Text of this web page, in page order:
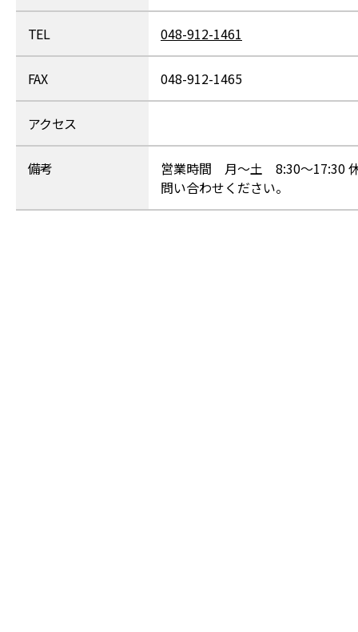
TEL 048-912-1461
FAX 048-912-1465
アクセス
備考
営業時間 月～土 8:30～
問い合わせください。